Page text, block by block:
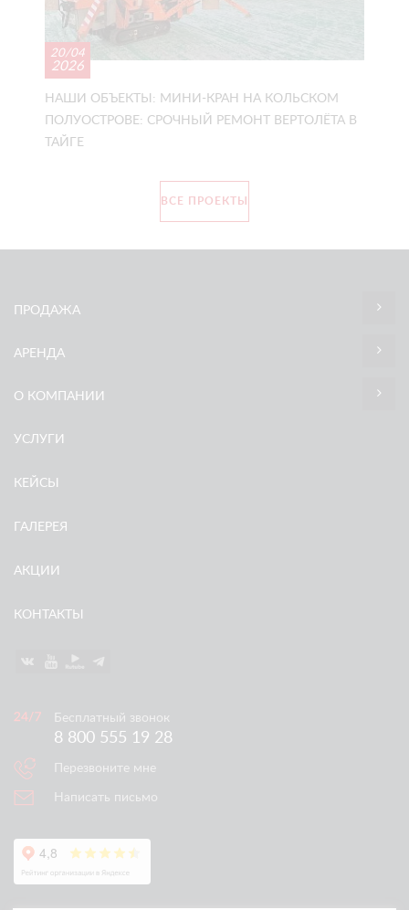
20/04
2026
НАШИ ОБЪЕКТЫ: МИНИ-КРАН НА КОЛЬСКОМ
ПОЛУОСТРОВЕ: СРОЧНЫЙ РЕМОНТ ВЕРТОЛЁТА В
ТАЙГЕ
ВСЕ ПРОЕКТЫ
ПРОДАЖА
АРЕНДА
О КОМПАНИИ
УСЛУГИ
КЕЙСЫ
ГАЛЕРЕЯ
АКЦИИ
КОНТАКТЫ
Бесплатный звонок
8 800 555 19 28
Перезвоните мне
Написать письмо